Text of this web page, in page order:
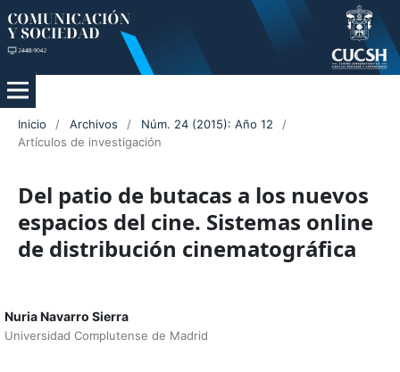
Inicio / Archivos / Núm. 24 (2015): Año 12
/
Artículos de investigación
Del patio de butacas a los nuevos
espacios del cine. Sistemas online
de distribución cinematográfica
Nuria Navarro Sierra
Universidad Complutense de Madrid